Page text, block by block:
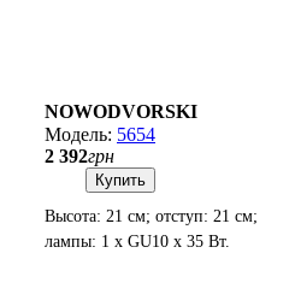
NOWODVORSKI
5654
2 392грн
Купить
Высота: 21 см; отступ: 21 см;
лампы: 1 х GU10 х 35 Вт.